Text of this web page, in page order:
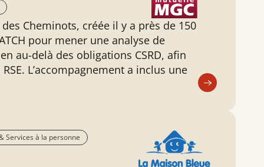
Cheminots, créée il y a près de 150
pour mener une analyse de
au-delà des obligations CSRD, afin
L’accompagnement a inclus une
Services à la personne